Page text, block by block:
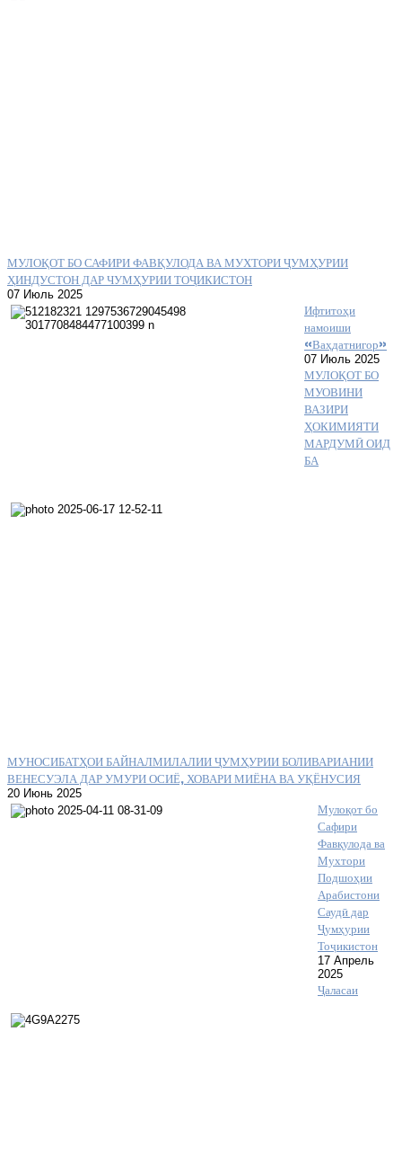
МУЛОҚОТ БО САФИРИ ФАВҚУЛОДА ВА МУХТОРИ ҶУМҲУРИИ
ҲИНДУСТОН ДАР ЧУМҲУРИИ ТОҶИКИСТОН
07 Июль 2025
Ифтитоҳи
намоиши
«Ваҳдатнигор»
07 Июль 2025
МУЛОҚОТ БО
МУОВИНИ
ВАЗИРИ
ҲОКИМИЯТИ
МАРДУМӢ ОИД
БА
МУНОСИБАТҲОИ БАЙНАЛМИЛАЛИИ ҶУМҲУРИИ БОЛИВАРИАНИИ
ВЕНЕСУЭЛА ДАР УМУРИ ОСИЁ, ХОВАРИ МИЁНА ВА УҚЁНУСИЯ
20 Июнь 2025
Мулоқот бо
Сафири
Фавқулода ва
Мухтори
Подшоҳии
Арабистони
Саудӣ дар
Ҷумҳурии
Тоҷикистон
17 Апрель
2025
Ҷаласаи